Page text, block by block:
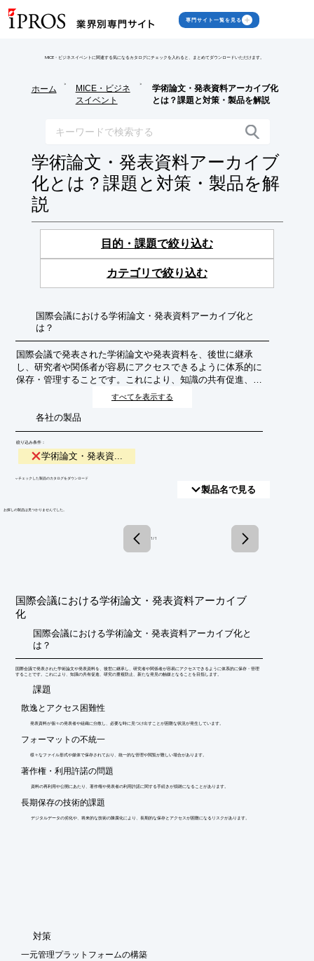
専門サイト一覧を見る
MICE・ビジネスイベントに関連する気になるカタログにチェックを入れると、まとめてダウンロードいただけます。
ホーム
>
MICE・ビジネ
スイベント
>
学術論文・発表資料アーカイブ化
とは？課題と対策・製品を解説
学術論文・発表資料アーカイブ
化とは？課題と対策・製品を解
説
目的・課題で絞り込む
カテゴリで絞り込む
国際会議における学術論文・発表資料アーカイブ化と
は？
国際会議で発表された学術論文や発表資料を、後世に継承
し、研究者や関係者が容易にアクセスできるように体系的に
保存・管理することです。これにより、知識の共有促進、研
究の重複防止、新たな発見の触媒となることを目指します。
すべてを表示する
各社の製品
絞り込み条件：
学術論文・発表資...
​▼チェックした製品のカタログをダウンロード
製品名で見る
​お探しの製品は見つかりませんでした。
1 / 1
国際会議における学術論文・発表資料アーカイブ
化
国際会議における学術論文・発表資料アーカイブ化と
は？
国際会議で発表された学術論文や発表資料を、後世に継承し、研究者や関係者が容易にアクセスできるように体系的に保存・管理
することです。これにより、知識の共有促進、研究の重複防止、新たな発見の触媒となることを目指します。
​課題
散逸とアクセス困難性
発表資料が個々の発表者や組織に分散し、必要な時に見つけ出すことが困難な状況が発生しています。
フォーマットの不統一
様々なファイル形式や媒体で保存されており、統一的な管理や閲覧が難しい場合があります。
著作権・利用許諾の問題
資料の再利用や公開にあたり、著作権や発表者の利用許諾に関する手続きが煩雑になることがあります。
長期保存の技術的課題
デジタルデータの劣化や、将来的な技術の陳腐化により、長期的な保存とアクセスが困難になるリスクがあります。
​対策
一元管理プラットフォームの構築